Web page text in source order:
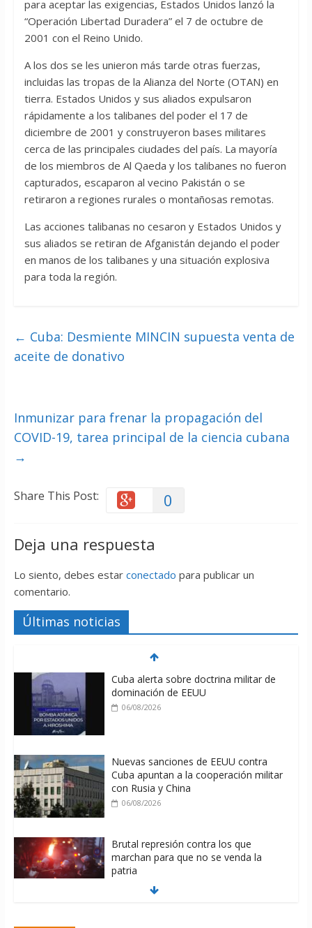
para aceptar las exigencias, Estados Unidos lanzó la
“Operación Libertad Duradera” el 7 de octubre de
2001 con el Reino Unido.
A los dos se les unieron más tarde otras fuerzas,
incluidas las tropas de la Alianza del Norte (OTAN) en
tierra. Estados Unidos y sus aliados expulsaron
rápidamente a los talibanes del poder el 17 de
diciembre de 2001 y construyeron bases militares
cerca de las principales ciudades del país. La mayoría
de los miembros de Al Qaeda y los talibanes no fueron
capturados, escaparon al vecino Pakistán o se
retiraron a regiones rurales o montañosas remotas.
Las acciones talibanas no cesaron y Estados Unidos y
sus aliados se retiran de Afganistán dejando el poder
en manos de los talibanes y una situación explosiva
para toda la región.
← Cuba: Desmiente MINCIN supuesta venta de
aceite de donativo
Inmunizar para frenar la propagación del
COVID-19, tarea principal de la ciencia cubana
→
Share This Post: 0
Deja una respuesta
Lo siento, debes estar conectado para publicar un
comentario.
Últimas noticias
Cuba alerta sobre doctrina militar de
dominación de EEUU
06/08/2026
Nuevas sanciones de EEUU contra
Cuba apuntan a la cooperación militar
con Rusia y China
06/08/2026
Brutal represión contra los que
marchan para que no se venda la
patria
06/08/2026